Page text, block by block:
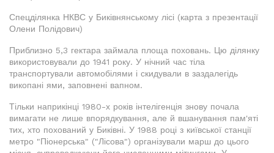
Спецділянка НКВС у Биківнянському лісі (карта з презентації
Олени Полідович)
Приблизно 5,3 гектара займала площа поховань. Цю ділянку
використовували до 1941 року. У нічний час тіла
транспортували автомобілями і скидували в заздалегідь
викопані ями, заповнені вапном.
Тільки наприкінці 1980-х років інтелігенція знову почала
вимагати не лише впорядкування, але й вшанування пам'яті
тих, хто похований у Биківні. У 1988 році з київської станції
метро "Піонерська" ("Лісова") організували марш до цього